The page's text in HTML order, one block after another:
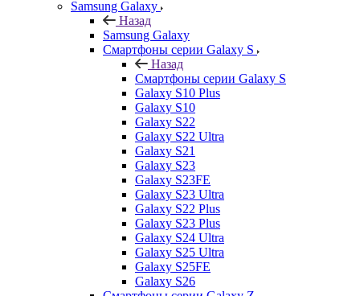
Samsung Galaxy
Назад
Samsung Galaxy
Смартфоны серии Galaxy S
Назад
Смартфоны серии Galaxy S
Galaxy S10 Plus
Galaxy S10
Galaxy S22
Galaxy S22 Ultra
Galaxy S21
Galaxy S23
Galaxy S23FE
Galaxy S23 Ultra
Galaxy S22 Plus
Galaxy S23 Plus
Galaxy S24 Ultra
Galaxy S25 Ultra
Galaxy S25FE
Galaxy S26